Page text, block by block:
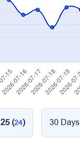
25 (24) 30 Days